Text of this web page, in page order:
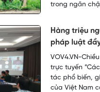
trong ngăn
Hàng triệu
pháp luật
VOV4.VN-
trực tuyến
tác phổ biến,
của Việt Nam